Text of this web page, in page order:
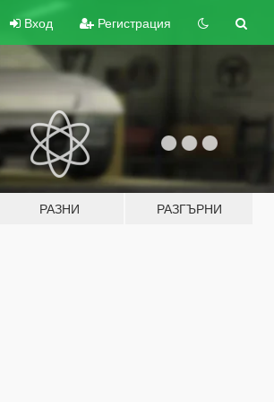
Вход Регистрация
РАЗНИ РАЗГЪРНИ